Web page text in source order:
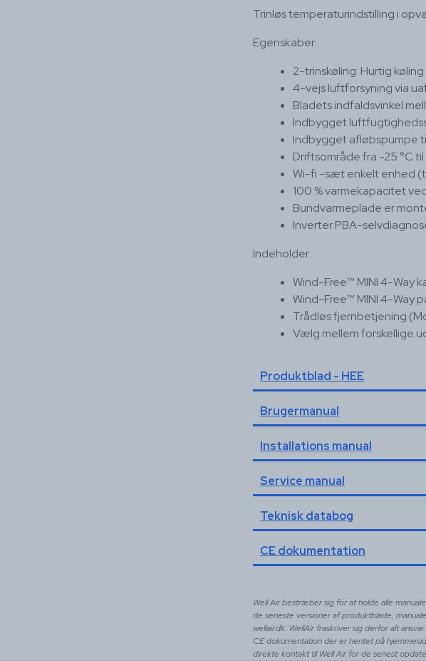
Trinløs temperaturindstilling i
Egenskaber:
2-trinskøling: Hurtig
4-vejs luftforsyning via
Bladets indfaldsvinkel
Indbygget
Indbygget afløbspumpe
Driftsområde fra -25 °C til
Wi-fi -sæt enkelt enhed
100 % varmekapacitet
Bundvarmeplade er
Inverter PBA-
Indeholder:
Wind-Free™ MINI 4-Way
Wind-Free™ MINI 4-Way
Trådløs fjernbetjening
Vælg mellem forskellige
Produktblad - HEE
Brugermanual
Installations manual
Service manual
Teknisk databog
CE dokumentation
Well Air bestræber sig for at holde alle
de seneste versioner af produktblade,
wellair.dk. WellAir fraskriver sig derfor alt
CE dokumentation der er hentet på
direkte kontakt til Well Air for de senest